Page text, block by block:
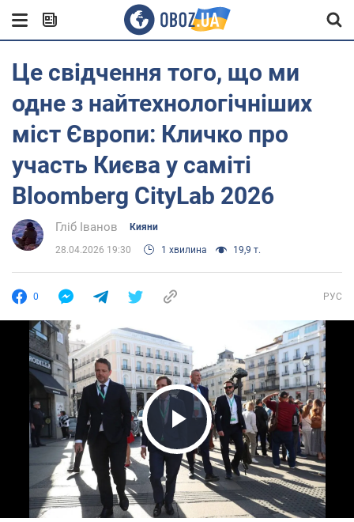
Це свідчення того, що ми
одне з найтехнологічніших
міст Європи: Кличко про
участь Києва у саміті
Bloomberg CityLab 2026
Гліб Іванов Кияни
28.04.2026 19:30 1 хвилина 19,9 т.
0 РУС
Play Video